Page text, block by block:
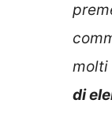
molti
di